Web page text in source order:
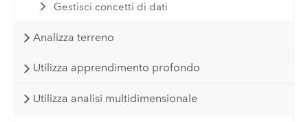
Gestisci concetti di dati
Analizza terreno
Utilizza apprendimento profondo
Utilizza analisi multidimensionale